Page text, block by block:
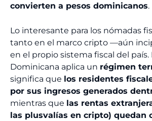
convierten a pesos dominicanos.
Lo interesante para los nómadas
tanto en el marco cripto —aún
en el propio sistema fiscal del país.
Dominicana aplica un régimen
significa que los residentes
por sus ingresos generados
mientras que las rentas
las plusvalías en cripto) quedan